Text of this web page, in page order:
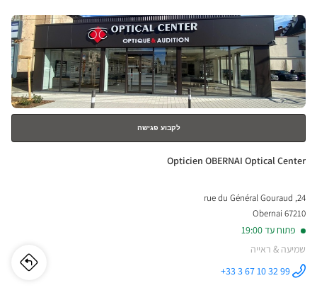
לחץ
ENTER
למידע
נוסף
לקבוע פגישה
חנות:
Opticien OBERNAI Optical Center
24, rue du Général Gouraud
67210 Obernai
פתוח עד 19:00
שמיעה & ראייה
התקשר לחנות
+33 3 67 10 32 99 לו"ז